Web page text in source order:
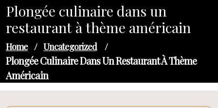
Plongée culinaire dans un
restaurant à thème américain
Home / Uncategorized /
Plongée Culinaire Dans Un Restaurant À Thème
Américain